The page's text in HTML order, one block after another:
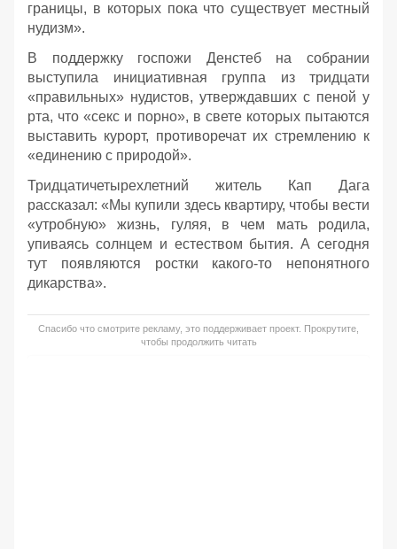
границы, в которых пока что существует местный
нудизм».
В поддержку госпожи Денстеб на собрании
выступила инициативная группа из тридцати
«правильных» нудистов, утверждавших с пеной у
рта, что «секс и порно», в свете которых пытаются
выставить курорт, противоречат их стремлению к
«единению с природой».
Тридцатичетырехлетний житель Кап Дага
рассказал: «Мы купили здесь квартиру, чтобы вести
«утробную» жизнь, гуляя, в чем мать родила,
упиваясь солнцем и естеством бытия. А сегодня
тут появляются ростки какого-то непонятного
дикарства».
Спасибо что смотрите рекламу, это поддерживает проект. Прокрутите,
чтобы продолжить читать